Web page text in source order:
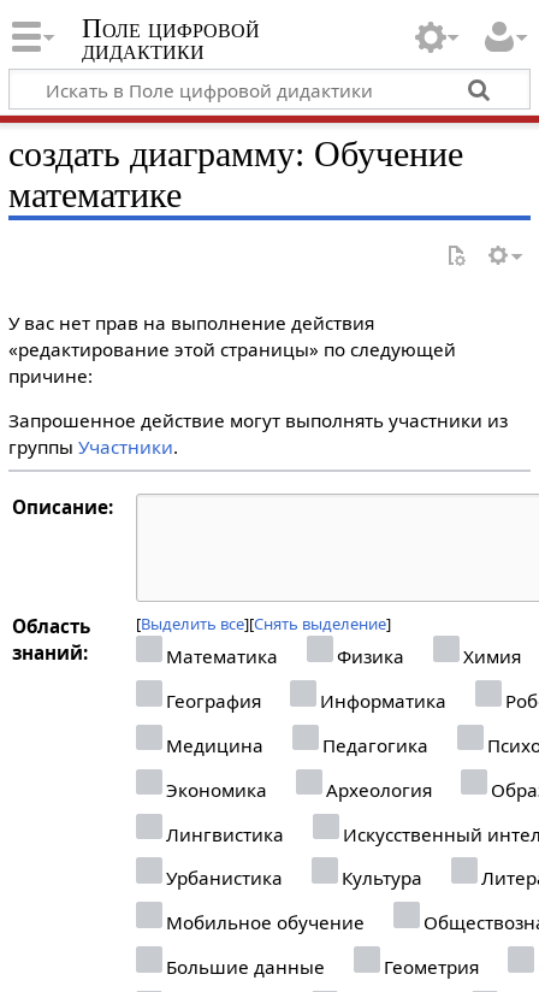
Поле цифровой
дидактики
создать диаграмму: Обучение
математике
У вас нет прав на выполнение действия
«редактирование этой страницы» по следующей
причине:
Запрошенное действие могут выполнять участники из
группы Участники.
Описание:
Область
знаний:
Выделить все Снять выделение
Математика Физика
Химия
География
Информатика
Медицина
Педагогика
Экономика
Археология
Лингвистика
Искусственный
Урбанистика
Культура
Мобильное обучение
Большие данные
Геометрия